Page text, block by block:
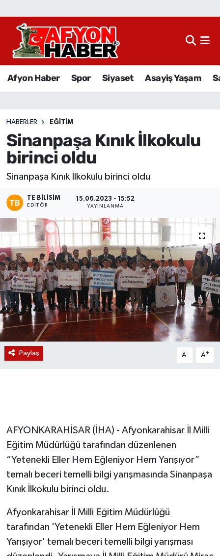
Afyon Haber Spor Siyaset Asayiş Yaşam
HABERLER EĞITIM
Sinanpaşa Kınık İlkokulu
birinci oldu
Sinanpaşa Kınık İlkokulu birinci oldu
TE BILISIM
EDITÖR
15.06.2023 - 15:52
YAYINLANMA
Paylaş A- A+
AFYONKARAHİSAR (İHA) - Afyonkarahisar İl Milli
Eğitim Müdürlüğü tarafından düzenlenen
“Yetenekli Eller Hem Eğleniyor Hem Yarışıyor”
temalı beceri temelli bilgi yarışmasında Sinanpaşa
Kınık İlkokulu birinci oldu.
Afyonkarahisar İl Milli Eğitim Müdürlüğü
tarafından 'Yetenekli Eller Hem Eğleniyor Hem
Yarışıyor' temalı beceri temelli bilgi yarışması
Afyon Haber
Sağlık
Eğitim
Magazin
Etkinlikler